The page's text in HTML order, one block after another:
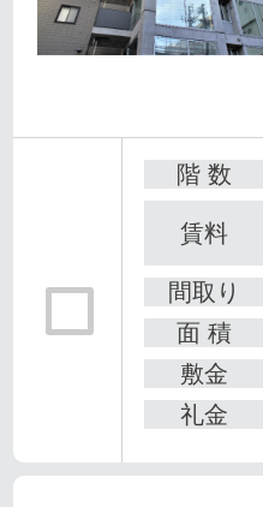
階 数
賃料
間取り
面 積
敷金
礼金